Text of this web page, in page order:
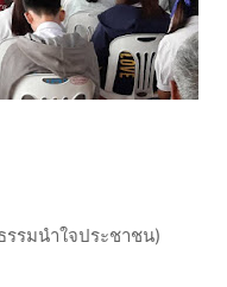
รมนำใจประชาชน)